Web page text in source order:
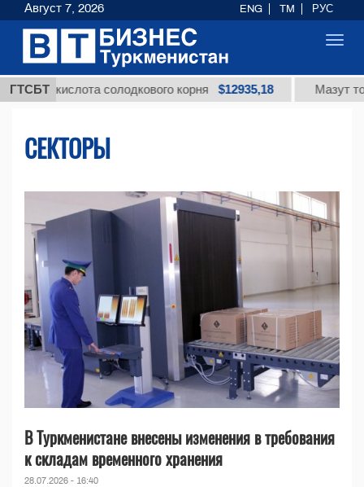
ГТСБТсолодкового корня $12935,18 Мазут топочный
СЕКТОРЫ
В Туркменистане внесены изменения в требования
к складам временного хранения
28.07.2026 - 16:40
Август 7, 2026 ENG TM РУС